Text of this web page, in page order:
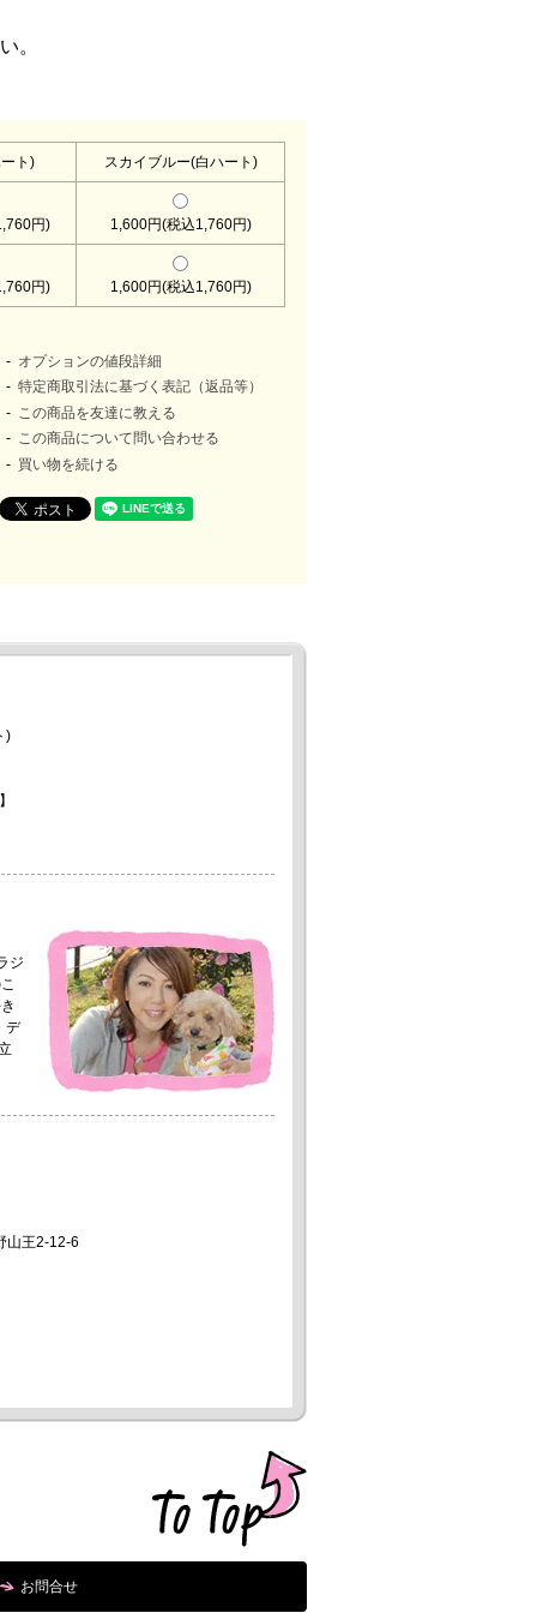
。
ト) スカイブルー(白ハート)
円) 1,600円(税込1,760円)
円) 1,600円(税込1,760円)
オプションの値段詳細
特定商取引法に基づく表記（返品等）
この商品を友達に教える
この商品について問い合わせる
買い物を続ける
)
ジ
デ
山王2-12-6
お問合せ